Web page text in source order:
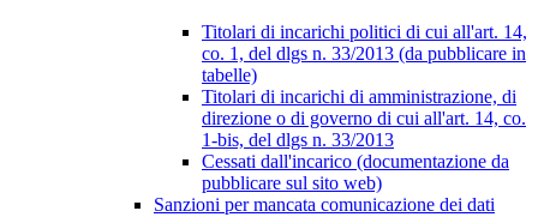
Titolari di incarichi politici di cui all'art. 14,
co. 1, del dlgs n. 33/2013 (da pubblicare in
tabelle)
Titolari di incarichi di amministrazione, di
direzione o di governo di cui all'art. 14, co.
1-bis, del dlgs n. 33/2013
Cessati dall'incarico (documentazione da
pubblicare sul sito web)
Sanzioni per mancata comunicazione dei dati